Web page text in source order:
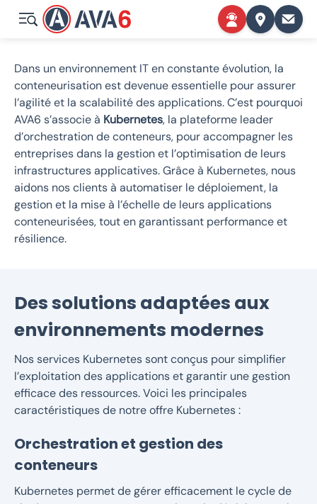
Dans un environnement IT en constante évolution, la
conteneurisation est devenue essentielle pour assurer
l’agilité et la scalabilité des applications. C’est pourquoi
AVA6 s’associe à Kubernetes, la plateforme leader
d’orchestration de conteneurs, pour accompagner les
entreprises dans la gestion et l’optimisation de leurs
infrastructures applicatives. Grâce à Kubernetes, nous
aidons nos clients à automatiser le déploiement, la
gestion et la mise à l’échelle de leurs applications
conteneurisées, tout en garantissant performance et
résilience.
Des solutions adaptées aux
environnements modernes
Nos services Kubernetes sont conçus pour simplifier
l’exploitation des applications et garantir une gestion
efficace des ressources. Voici les principales
caractéristiques de notre offre Kubernetes :
Orchestration et gestion des
conteneurs
Kubernetes permet de gérer efficacement le cycle de